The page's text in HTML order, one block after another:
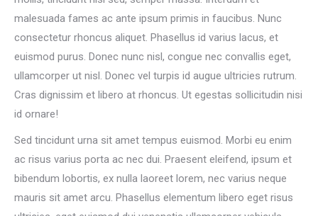
malesuada fames ac ante ipsum primis in faucibus. Nunc
consectetur rhoncus aliquet. Phasellus id varius lacus, et
euismod purus. Donec nunc nisl, congue nec convallis eget,
ullamcorper ut nisl. Donec vel turpis id augue ultricies rutrum.
Cras dignissim et libero at rhoncus. Ut egestas sollicitudin nisi
id ornare!
Sed tincidunt urna sit amet tempus euismod. Morbi eu enim
ac risus varius porta ac nec dui. Praesent eleifend, ipsum et
bibendum lobortis, ex nulla laoreet lorem, nec varius neque
mauris sit amet arcu. Phasellus elementum libero eget risus